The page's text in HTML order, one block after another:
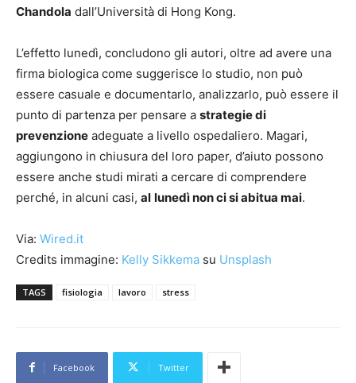
Chandola dall’Università di Hong Kong.
L’effetto lunedì, concludono gli autori, oltre ad avere una
firma biologica come suggerisce lo studio, non può
essere casuale e documentarlo, analizzarlo, può essere il
punto di partenza per pensare a strategie di
prevenzione adeguate a livello ospedaliero. Magari,
aggiungono in chiusura del loro paper, d’aiuto possono
essere anche studi mirati a cercare di comprendere
perché, in alcuni casi, al lunedì non ci si abitua mai.
Via: Wired.it
Credits immagine: Kelly Sikkema su Unsplash
TAGS fisiologia lavoro stress
Facebook Twitter